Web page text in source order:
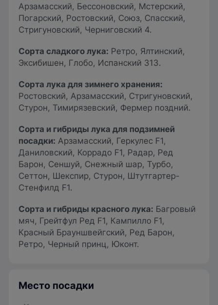
Арзамасский, Бессоновский, Мстерский,
Погарский, Ростовский, Союз, Спасский,
Стригуновский, Черниговский 4.
Сорта сладкого лука: Ретро, Ялтинский,
Эксибишен, Глобо, Испанский 313.
Сорта лука для зимнего хранения:
Ростовский, Арзамасский, Стригуновский,
Стурон, Тимирязевский, Фермер поздний.
Сорта и гибриды лука для подзимней
посадки: Арзамасский, Геркулес F1,
Даниловский, Коррадо F1, Радар, Ред
Барон, Сеншуй, Снежный шар, Турбо,
Сеттон, Шекспир, Стурон, Штутгартер-
Стенфилд F1.
Сорта и гибриды красного лука: Багровый
мяч, Грейтфул Ред F1, Кампилло F1,
Красный Брауншвейгский, Ред Барон,
Ретро, Черный принц, Юконт.
Место посадки